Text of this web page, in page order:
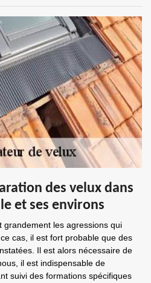
des velux dans
et ses environs
grandement les agressions qui
cas, il est fort probable que des
Il est alors nécessaire de
il est indispensable de
suivi des formations spécifiques